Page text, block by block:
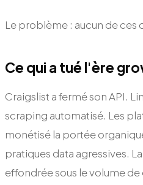
Le problème : aucun de
Ce qui a tué l'ère
Craigslist a fermé son API.
scraping automatisé. Les
monétisé la portée
pratiques data agressives.
effondrée sous le volume